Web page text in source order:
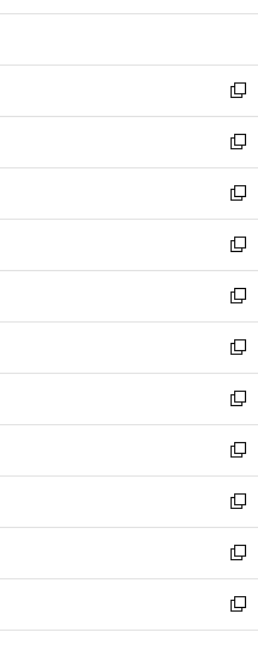
ウ
開
く
新
し
い
ウ
ィ
ン
ド
ウ
で
開
く
新
し
い
ウ
ィ
ン
ド
ウ
で
開
く
新
し
い
ウ
ィ
ン
ド
ウ
で
開
く
新
し
い
ウ
ィ
ン
ド
ウ
で
開
く
新
し
い
ウ
ィ
ン
ド
ウ
で
開
く
新
し
い
ウ
ィ
ン
ド
ウ
で
開
く
新
し
い
ウ
ィ
ン
ド
ウ
で
開
新
し
い
ウ
ィ
ン
ド
ウ
新
し
い
ウ
ィ
ン
新
し
い
ウ
新
し